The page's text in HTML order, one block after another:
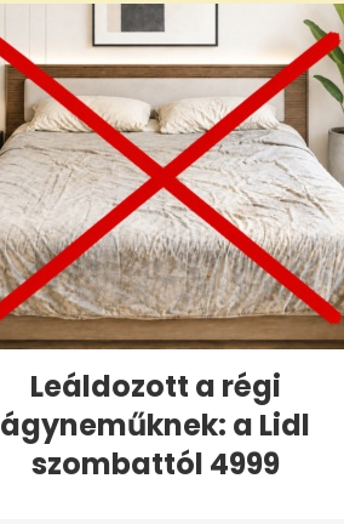
Leáldozott a régi
ágyneműknek: a Lidl
szombattól 4999